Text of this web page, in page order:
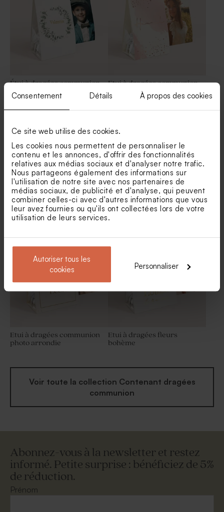
Consentement Détails À propos des cookies
Ce site web utilise des cookies.
Les cookies nous permettent de personnaliser le
contenu et les annonces, d'offrir des fonctionnalités
relatives aux médias sociaux et d'analyser notre trafic.
Nous partageons également des informations sur
l'utilisation de notre site avec nos partenaires de
médias sociaux, de publicité et d'analyse, qui peuvent
combiner celles-ci avec d'autres informations que vous
leur avez fournies ou qu'ils ont collectées lors de votre
utilisation de leurs services.
Autoriser tous les
cookies
Personnaliser
Savon artisanal communion
communion
Étui à dragées communion
eucalyptus et prénom doré
Etui à dragées communion
aquarelle et confettis rose
gold
Boite à dragées communion
joli prénom
Etui dragées communion
chic et original
Etui à dragées communion
photo arrondie
Etui à dragées fleurs
bohème
Voir toute la collection Contenant dragées
communion
Abonnez-vous à la newsletter et restez
informé. Petite surprise : bénéficiez de 5%
de réduction.
Prénom